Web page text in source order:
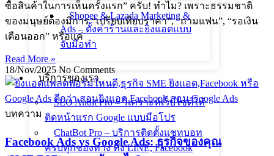
Shopee & Lazada Marketing &
Ads – ตั้งค่าร้านและยิงแอดแบบ
จับมือทำ
บริการของเรา
SEO Audit Pro – วิเคราะห์เว็บไซต์ให้
ติดหน้าแรก Google แบบมือโปร
ChatBot Pro – บริการติดตั้งแชทบอท
ครบทุกช่องทาง ทั้ง LINE, Facebook
ซื้อสินค้าในการเห็นครั้งแรก” ครับ! ทำไม? เพราะธรรมชาติ
ของมนุษย์ต้องมีการ “เปรียบเทียบราคา”, “ถามแฟน”, “รอเงิน
เดือนออก” หรือแค่
Read More »
18/Nov/2025 No Comments
บทความ
Facebook Ads vs Google Ads: ธุรกิจของคุณ